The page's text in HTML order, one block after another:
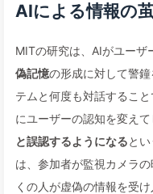
AIによる情報の
MITの研究は、AIがユーザ
偽記憶の形成に対して警
テムと何度も対話するこ
にユーザーの認知を変えて
と誤認するようになると
は、参加者が監視カメラ
くの人が虚偽の情報を受